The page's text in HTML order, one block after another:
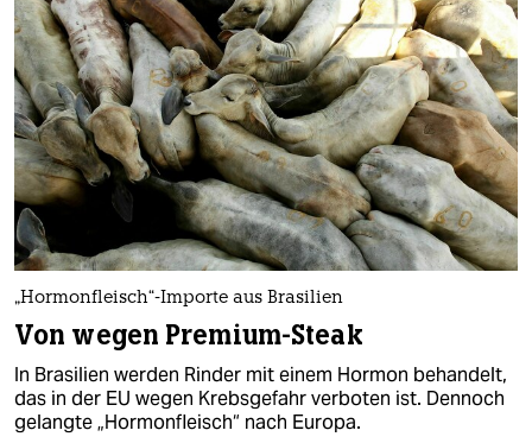
„Hormonfleisch“-Importe aus Brasilien
Von wegen Premium-Steak
In Brasilien werden Rinder mit einem Hormon behandelt,
das in der EU wegen Krebsgefahr verboten ist. Dennoch
gelangte „Hormonfleisch“ nach Europa.